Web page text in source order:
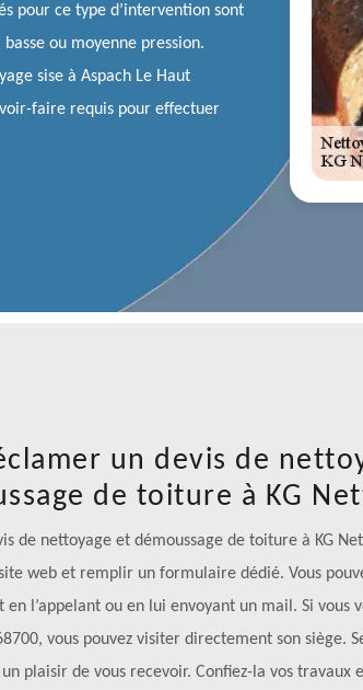
pour ce type d’intervention sont
ou moyenne pression.
sise à Aspach Le Haut
faire requis pour effectuer
un devis de
de toiture à KG
de nettoyage et démoussage de toiture à KG
web et remplir un formulaire dédié. Vous
l’appelant ou en lui envoyant un mail. Si vous
vous pouvez visiter directement son siège.
plaisir de vous recevoir. Confiez-la vos travaux